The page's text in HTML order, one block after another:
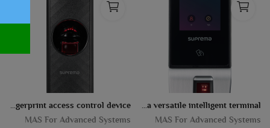
اجهزة حضور و انصراف
مدونة
Suprema X-Station 2 is a versatile intelligent terminal
MAS For Advanced Systems
Suprema BioEntry P2 is a compact fingerprint access control device
MAS For Advanced Systems